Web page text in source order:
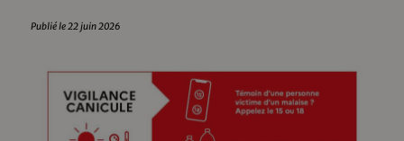
Publié le 22 juin 2026